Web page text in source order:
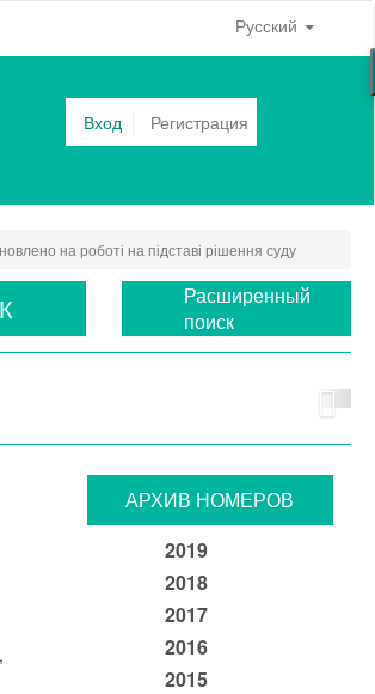
Русский
Вход Регистрация
на роботі на підставі рішення суду
Расширенный
поиск
АРХИВ НОМЕРОВ
2019
2018
2017
2016
2015